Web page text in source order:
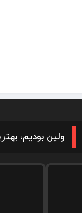
اولین بودیم،